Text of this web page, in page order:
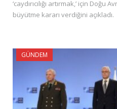
‘caydırıcılığı artırmak,’ için Doğu
büyütme kararı verdiğini açıkladı.
GÜNDEM